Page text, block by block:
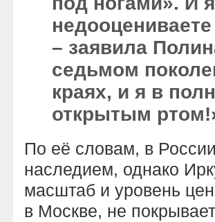
– заявила
седьмом
краях, и я в
открытым
По её словам, в
наследием, однако
масштаб и уровень
в Москве, не